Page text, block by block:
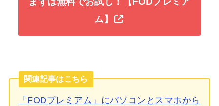
ム】
関連記事はこちら
「FODプレミアム」にパソコンとスマホから